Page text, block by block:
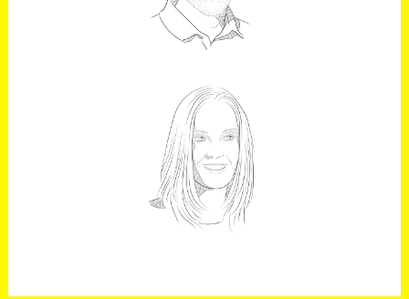
Mánager
MARTA GARCÍA
ALLER
PERIODISTA Y ESCRITORA